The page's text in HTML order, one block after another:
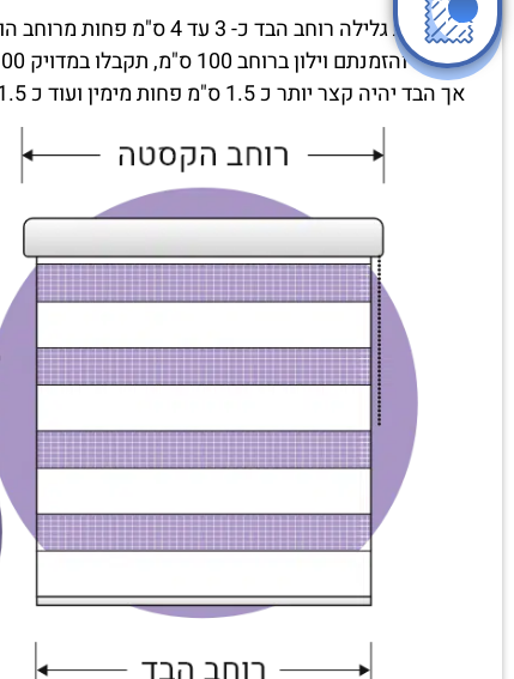
בווילונות גלילה רוחב הבד כ- 3 עד 4 ס"מ פחות מרוחב הווילון שיוזמן.
במידה והזמנתם וילון ברוחב 100 ס"מ, תקבלו במדויק 100 ס"מ רוחב מסילה כולל הכל.
אך הבד יהיה קצר יותר כ 1.5 ס"מ פחות מימין ועוד כ 1.5 ס"מ משמאל. (סה"כ 3 עד 4 ס"מ פחות).